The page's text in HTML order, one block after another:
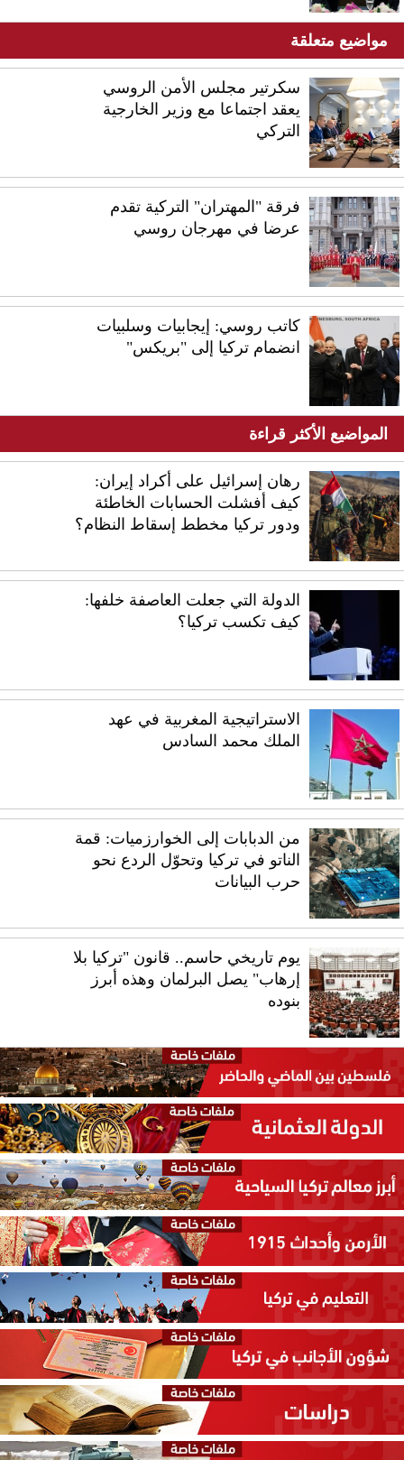
مواضيع متعلقة
سكرتير مجلس الأمن الروسي
يعقد اجتماعا مع وزير الخارجية
التركي
فرقة "المهتران" التركية تقدم
عرضا في مهرجان روسي
كاتب روسي: إيجابيات وسلبيات
انضمام تركيا إلى "بريكس"
المواضيع الأكثر قراءة
رهان إسرائيل على أكراد إيران:
كيف أفشلت الحسابات الخاطئة
ودور تركيا مخطط إسقاط النظام؟
الدولة التي جعلت العاصفة خلفها:
كيف تكسب تركيا؟
الاستراتيجية المغربية في عهد
الملك محمد السادس
من الدبابات إلى الخوارزميات: قمة
الناتو في تركيا وتحوّل الردع نحو
حرب البيانات
يوم تاريخي حاسم.. قانون "تركيا بلا
إرهاب" يصل البرلمان وهذه أبرز
بنوده